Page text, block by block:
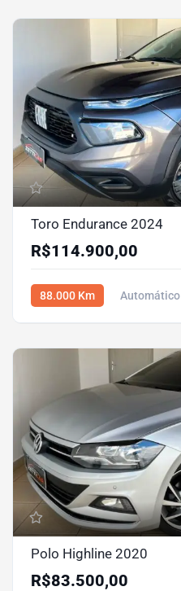
Toro Endurance 2024
R$114.900,00
88.000 Km Automático
Polo Highline 2020
R$83.500,00